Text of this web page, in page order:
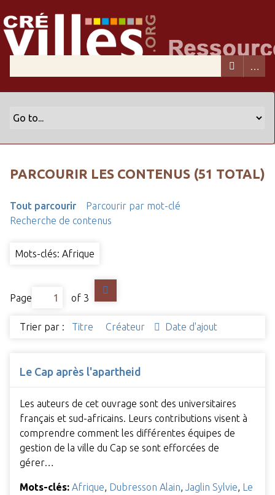
PARCOURIR LES CONTENUS (51 TOTAL)
Tout parcourir
Parcourir par mot-clé
Recherche de contenus
Mots-clés: Afrique
Page of 3
Trier par : Titre Créateur Date d'ajout
Le Cap après l'apartheid
Les auteurs de cet ouvrage sont des universitaires
français et sud-africains. Leurs contributions visent à
comprendre comment les différentes équipes de
gestion de la ville du Cap se sont efforcées de
gérer…
Mots-clés: Afrique Dubresson Alain Jaglin Sylvie Le